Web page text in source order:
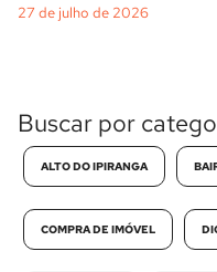
27 de julho de 2026
Buscar por
ALTO DO IPIRANGA
COMPRA DE IMÓVEL